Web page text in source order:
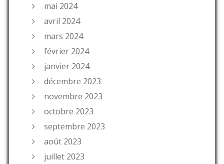
mai 2024
avril 2024
mars 2024
février 2024
janvier 2024
décembre 2023
novembre 2023
octobre 2023
septembre 2023
août 2023
juillet 2023